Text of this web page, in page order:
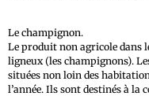
Le champignon.
Le produit non agricole dans
ligneux (les champignons).
situées non loin des
l’année. Ils sont destinés à la